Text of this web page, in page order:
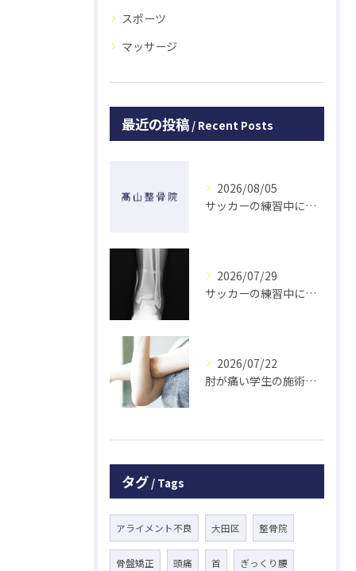
スポーツ
マッサージ
最近の投稿 Recent Posts
2026/08/05
サッカーの練習中に指を突き指して怪我した学生の初回対応と施術 大鳥居にある整骨院
2026/07/29
サッカーの練習中に足の怪我をした学生の初回対応と施術 大鳥居にある整骨院
2026/07/22
肘が痛い学生の施術 大鳥居にある整骨院
タグ Tags
アライメント不良 大田区 整骨院
骨盤矯正 頭痛 首 ぎっくり腰